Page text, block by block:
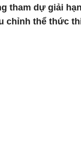
tham dự giải
chỉnh thể thức